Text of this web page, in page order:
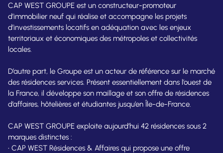
CAP WEST GROUPE est un constructeur-promoteur
d’immobilier neuf qui réalise et accompagne les projets
d’investissements locatifs en adéquation avec les enjeux
territoriaux et économiques des métropoles et collectivités
locales.
D’autre part, le Groupe est un acteur de référence sur le marché
des résidences services. Présent essentiellement dans l’ouest de
la France, il développe son maillage et son offre de résidences
d’affaires, hôtelières et étudiantes jusqu’en Île-de-France.
CAP WEST GROUPE exploite aujourd’hui 42 résidences sous 2
marques distinctes :
• CAP WEST Résidences & Affaires qui propose une offre